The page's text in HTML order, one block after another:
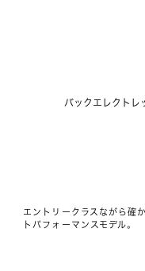
バックエレクトレ
エントリークラスながら確
トパフォーマンスモデル。